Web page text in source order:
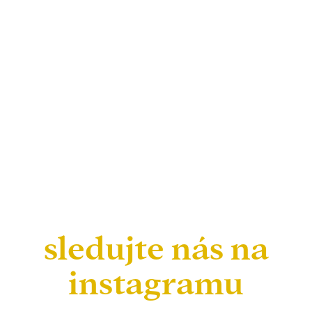
sledujte nás na
instagramu